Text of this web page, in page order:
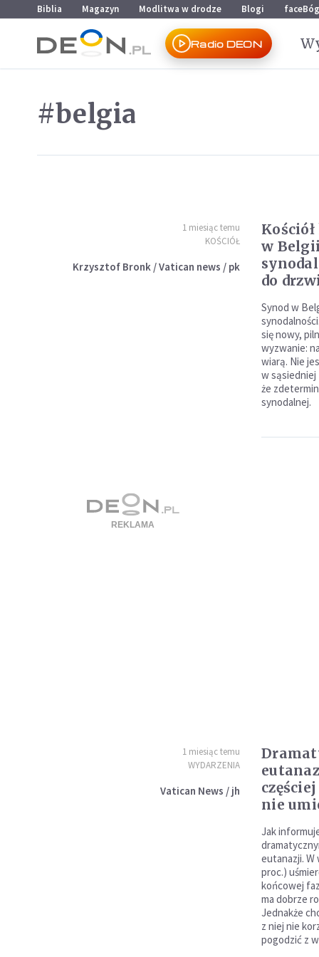
Przejdź do menu głównego
Przejdź do treści
Biblia Magazyn Modlitwa w drodze Blogi faceBóg
Radio DEON
#belgia
1 miesiąc temu
KOŚCIÓŁ
Krzysztof Bronk / Vatican news / pk
w
do
Synod w
się nowy,
wyzwanie:
wiarą. Nie
w sąsiedniej
że
synodalnej.
1 miesiąc temu
WYDARZENIA
Vatican News / jh
nie
Jak
eutanazji. W
proc.)
końcowej
ma dobrze
Jednakże
z niej nie
pogodzić z